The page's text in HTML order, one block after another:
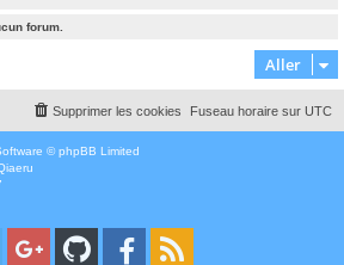
forum.
Aller
Fuseau horaire sur UTC
Supprimer les cookies
© phpBB Limited